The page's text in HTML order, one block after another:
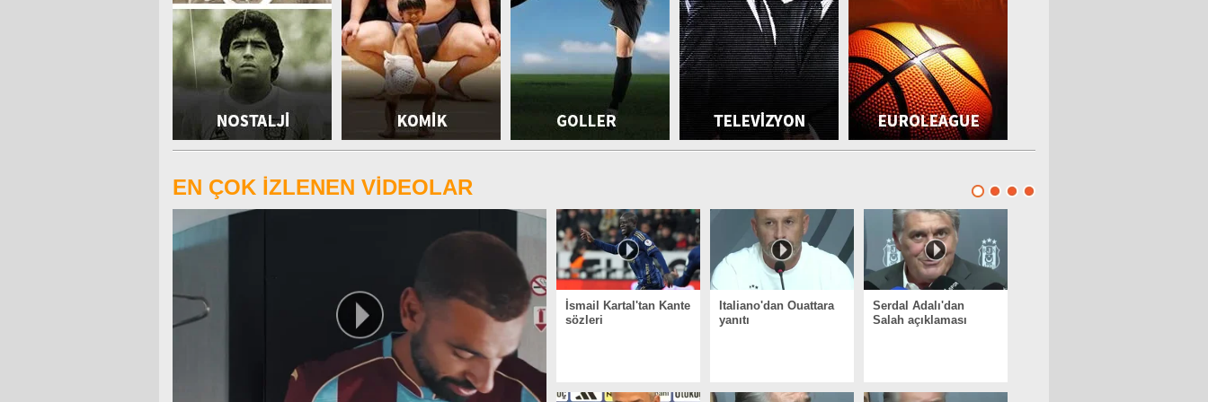
EN ÇOK İZLENEN VİDEOLAR
İsmail Kartal'tan Kante
sözleri
Italiano'dan Ouattara
yanıtı
Serdal Adalı'dan
Salah açıklaması